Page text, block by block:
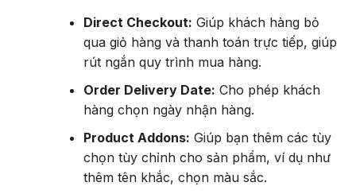
Direct Checkout: Giúp khách hàng bỏ
qua giỏ hàng và thanh toán trực tiếp, giúp
rút ngắn quy trình mua hàng.
Order Delivery Date: Cho phép khách
hàng chọn ngày nhận hàng.
Product Addons: Giúp bạn thêm các tùy
chọn tùy chỉnh cho sản phẩm, ví dụ như
thêm tên khắc, chọn màu sắc.